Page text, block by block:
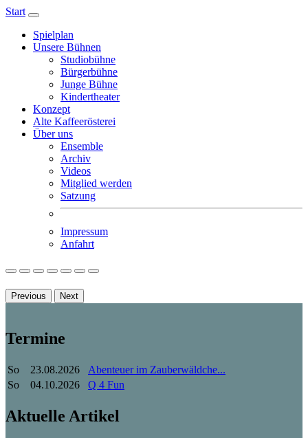
Start
Spielplan
Unsere Bühnen
Studiobühne
Bürgerbühne
Junge Bühne
Kindertheater
Konzept
Alte Kaffeerösterei
Über uns
Ensemble
Archiv
Videos
Mitglied werden
Satzung
Impressum
Anfahrt
Previous Next
Termine
So 23.08.2026
Abenteuer im Zauberwäldche...
So
04.10.2026 Q 4 Fun
Aktuelle Artikel